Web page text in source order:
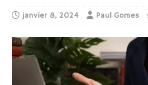
janvier 8, 2024 Paul Gomes